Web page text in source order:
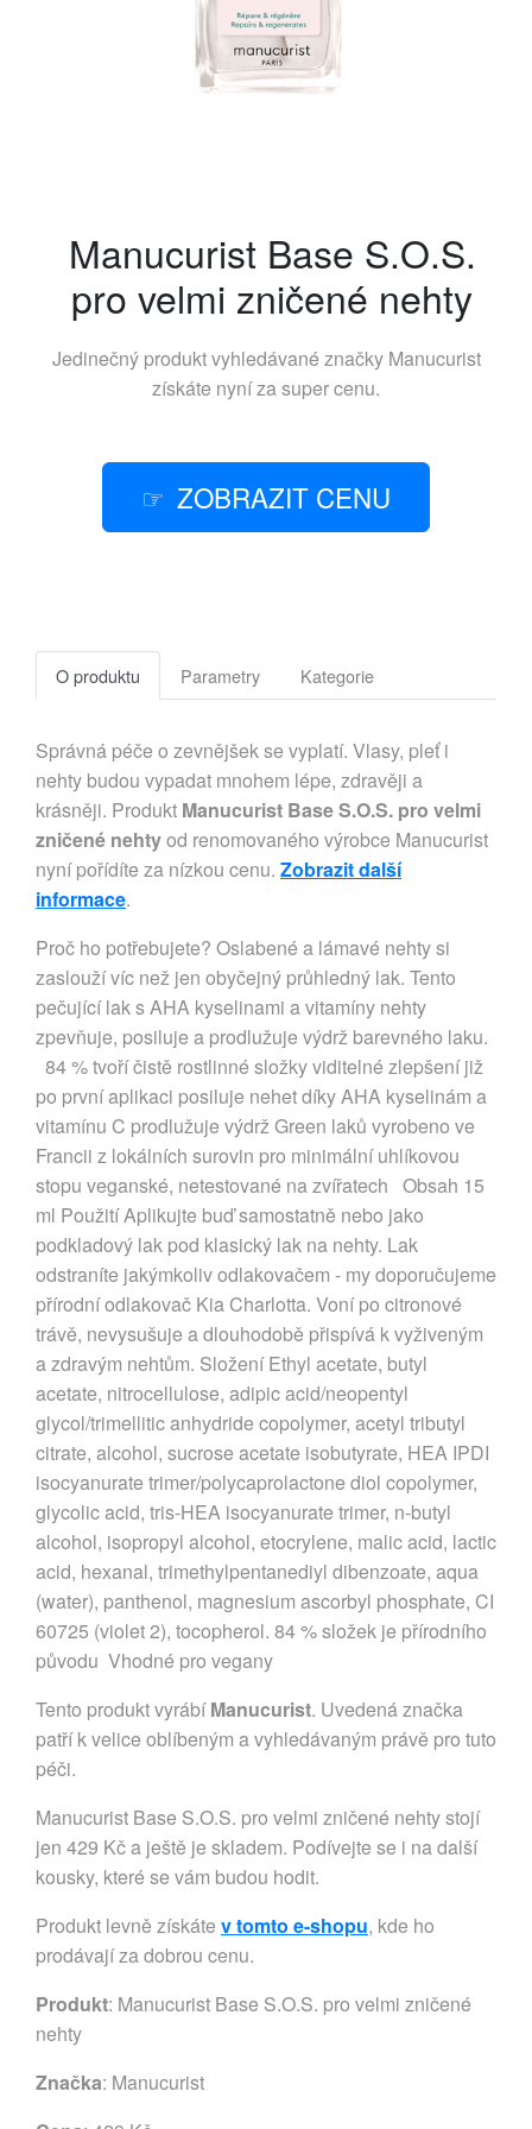
Manucurist Base S.O.S.
pro velmi zničené nehty
Jedinečný produkt vyhledávané značky Manucurist
získáte nyní za super cenu.
ZOBRAZIT CENU
O produktu Parametry Kategorie
Správná péče o zevnějšek se vyplatí. Vlasy, pleť i
nehty budou vypadat mnohem lépe, zdravěji a
krásněji. Produkt Manucurist Base S.O.S. pro velmi
zničené nehtyod renomovaného výrobce Manucurist
nyní pořídíte za nízkou cenu. Zobrazit další
informace.
Proč ho potřebujete? Oslabené a lámavé nehty si
zaslouží víc než jen obyčejný průhledný lak. Tento
pečující lak s AHA kyselinami a vitamíny nehty
zpevňuje, posiluje a prodlužuje výdrž barevného laku.
84 % tvoří čistě rostlinné složky viditelné zlepšení již
po první aplikaci posiluje nehet díky AHA kyselinám a
vitamínu C prodlužuje výdrž Green laků vyrobeno ve
Francii z lokálních surovin pro minimální uhlíkovou
stopu veganské, netestované na zvířatech Obsah 15
ml Použití Aplikujte buď samostatně nebo jako
podkladový lak pod klasický lak na nehty. Lak
odstraníte jakýmkoliv odlakovačem - my doporučujeme
přírodní odlakovač Kia Charlotta. Voní po citronové
trávě, nevysušuje a dlouhodobě přispívá k vyživeným
a zdravým nehtům. Složení Ethyl acetate, butyl
acetate, nitrocellulose, adipic acid/neopentyl
glycol/trimellitic anhydride copolymer, acetyl tributyl
citrate, alcohol, sucrose acetate isobutyrate, HEA IPDI
isocyanurate trimer/polycaprolactone diol copolymer,
glycolic acid, tris-HEA isocyanurate trimer, n-butyl
alcohol, isopropyl alcohol, etocrylene, malic acid, lactic
acid, hexanal, trimethylpentanediyl dibenzoate, aqua
(water), panthenol, magnesium ascorbyl phosphate, CI
60725 (violet 2), tocopherol. 84 % složek je přírodního
původu Vhodné pro vegany
Tento produkt vyrábíManucurist. Uvedená značka
patří k velice oblíbeným a vyhledávaným právě pro tuto
péči.
Manucurist Base S.O.S. pro velmi zničené nehty stojí
jen 429 Kč a ještě je skladem. Podívejte se i na další
kousky, které se vám budou hodit.
Produkt levně získáte v tomto e-shopu, kde ho
prodávají za dobrou cenu.
Produkt: Manucurist Base S.O.S. pro velmi zničené
nehty
Značka: Manucurist